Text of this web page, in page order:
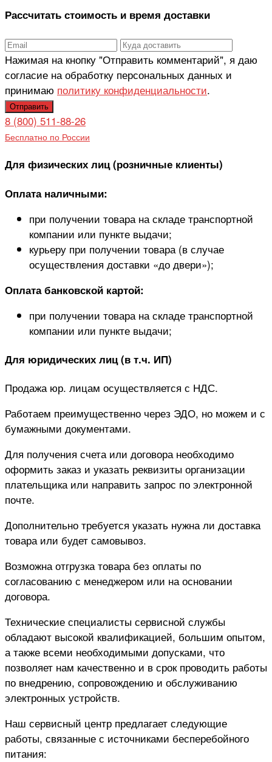
Рассчитать стоимость и время доставки
Нажимая на кнопку "Отправить комментарий", я даю
согласие на обработку персональных данных и
принимаю политику конфиденциальности.
8 (800) 511-88-26
Бесплатно по России
Для физических лиц (розничные клиенты)
Оплата наличными:
при получении товара на складе транспортной
компании или пункте выдачи;
курьеру при получении товара (в случае
осуществления доставки «до двери»);
Оплата банковской картой:
при получении товара на складе транспортной
компании или пункте выдачи;
Для юридических лиц (в т.ч. ИП)
Продажа юр. лицам осуществляется с НДС.
Работаем преимущественно через ЭДО, но можем и с
бумажными документами.
Для получения счета или договора необходимо
оформить заказ и указать реквизиты организации
плательщика или направить запрос по электронной
почте.
Дополнительно требуется указать нужна ли доставка
товара или будет самовывоз.
Возможна отгрузка товара без оплаты по
согласованию с менеджером или на основании
договора.
Технические специалисты сервисной службы
обладают высокой квалификацией, большим опытом,
а также всеми необходимыми допусками, что
позволяет нам качественно и в срок проводить работы
по внедрению, сопровождению и обслуживанию
электронных устройств.
Наш сервисный центр предлагает следующие
работы, связанные с источниками бесперебойного
питания: